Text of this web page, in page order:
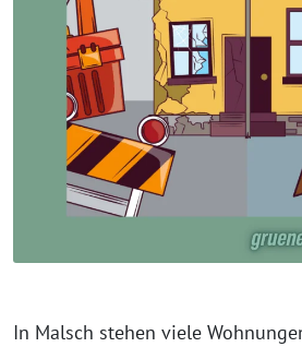
In Malsch stehen viele